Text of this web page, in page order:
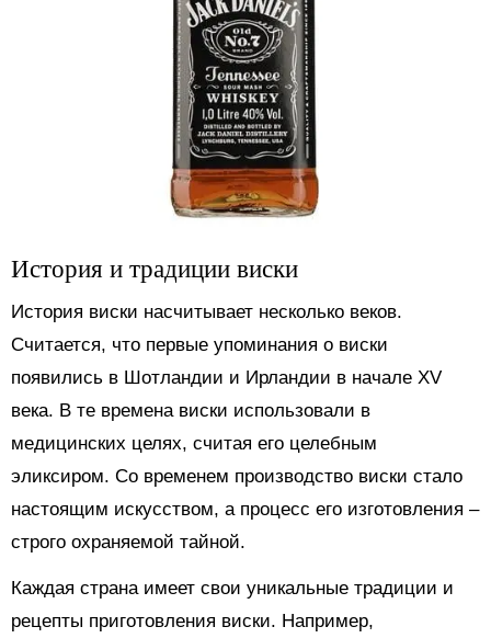
История и традиции виски
История виски насчитывает несколько веков.
Считается, что первые упоминания о виски
появились в Шотландии и Ирландии в начале XV
века. В те времена виски использовали в
медицинских целях, считая его целебным
эликсиром. Со временем производство виски стало
настоящим искусством, а процесс его изготовления –
строго охраняемой тайной.
Каждая страна имеет свои уникальные традиции и
рецепты приготовления виски. Например,